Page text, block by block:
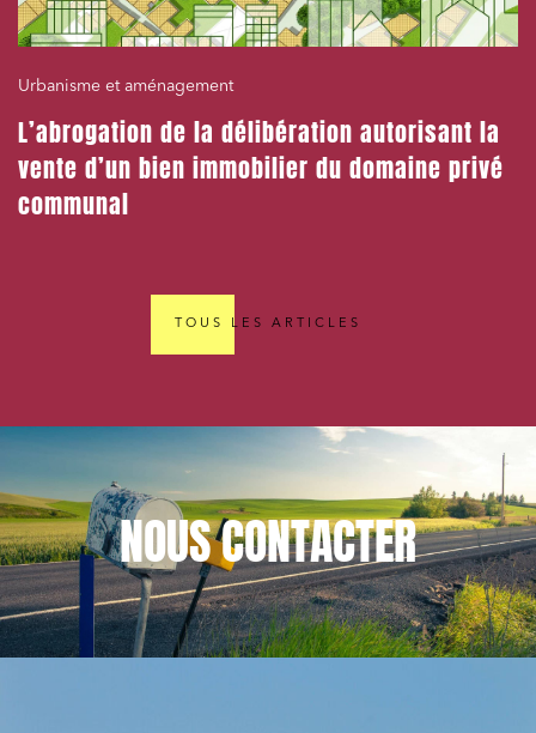
Urbanisme et aménagement
L’abrogation de la délibération autorisant la
vente d’un bien immobilier du domaine privé
communal
TOUS LES ARTICLES
NOUSCONTACTER